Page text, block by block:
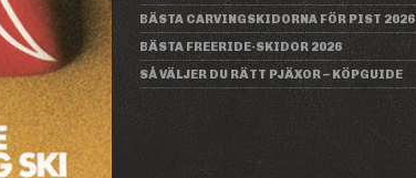
BÄSTA CARVINGSKIDORNA FÖR PIST 2026
BÄSTA FREERIDE-SKIDOR 2026
SÅ VÄLJER DU RÄTT PJÄXOR – KÖPGUIDE